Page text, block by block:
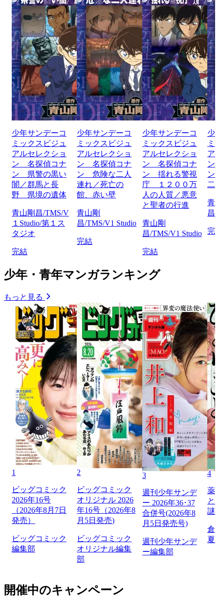
少年サンデーコ
ミックスビジュ
アルセレクショ
ン 名探偵コナ
ン 県警の黒い
闇／群馬と長
野 県境の遺体
青山剛昌/TMS/V
１Studio/第１ス
タジオ
完結
少年サンデーコ
ミックスビジュ
アルセレクショ
ン 名探偵コナ
ン 危険な二人
連れ／死亡の
館、赤い壁
青山剛
昌/TMS/V1 Studio
完結
少年サンデーコ
ミックスビジュ
アルセレクショ
ン 名探偵コナ
ン 揺れる警視
庁 １２００万
人の人質／悪意
と聖者の行進
青山剛
昌/TMS/V1 Studio
完結
少
ミ
ア
ン
ン
二
青
昌
完
少年・青年マンガランキング
もっと見る
1
ビッグコミック
2026年16号
（2026年8月7日
発売）
ビッグコミック
編集部
2
ビッグコミック
オリジナル 2026
年16号（2026年8
月5日発売)
ビッグコミック
オリジナル編集
部
3
週刊少年サンデ
ー 2026年36･37
合併号(2026年8
月5日発売号)
週刊少年サンデ
ー編集部
4
薬
と
謎
倉
夏
開催中のキャンペーン